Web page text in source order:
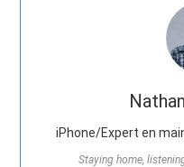
iPhone/Expert en
Staying home,